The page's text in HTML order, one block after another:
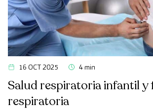
16 OCT 2025 4 min
Salud respiratoria infantil y
respiratoria